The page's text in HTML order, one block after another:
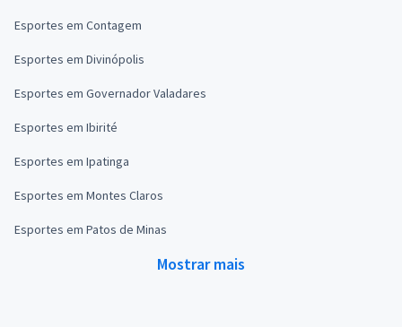
Esportes em Contagem
Esportes em Divinópolis
Esportes em Governador Valadares
Esportes em Ibirité
Esportes em Ipatinga
Esportes em Montes Claros
Esportes em Patos de Minas
Mostrar mais